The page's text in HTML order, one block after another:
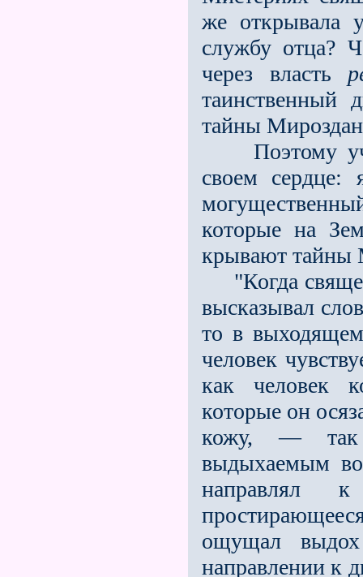
же открывала
службу отца?
через власть
таинственный
тай­ны
Поэтому
своем сердце:
которые на
крывают тайны
"Когда
высказывал
то в
человек
как человек
которые он
кожу, — так
выдыхаемым
направлял
ощущал
направлении к